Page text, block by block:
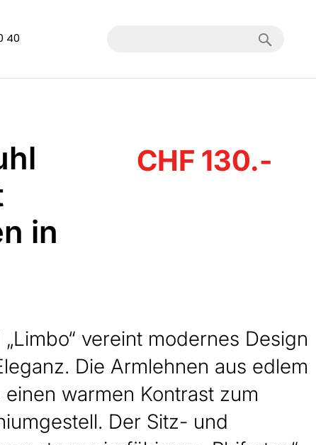
40
in
CHF 130.-
vereint modernes Design
Die Armlehnen aus edlem
warmen Kontrast zum
Der Sitz- und